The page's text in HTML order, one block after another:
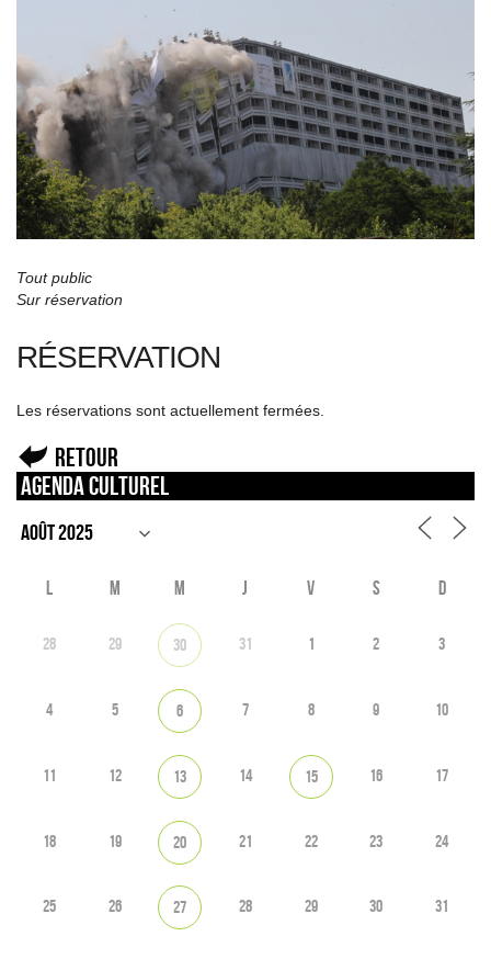
Tout public
Sur réservation
RÉSERVATION
Les réservations sont actuellement fermées.
Retour
Agenda culturel
L M M J V S D
28 29 30 31 1 2 3
4 5 6 7 8 9 10
11 12 13 14 15 16 17
18 19 20 21 22 23 24
25 26 27 28 29 30 31